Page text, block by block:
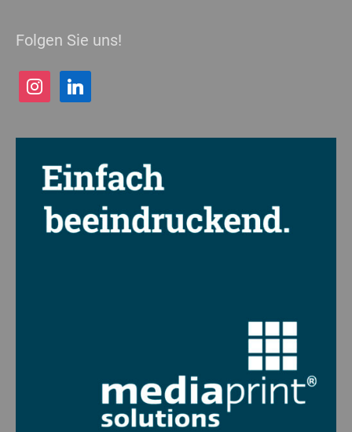
Folgen Sie uns!
instagramlinkedin